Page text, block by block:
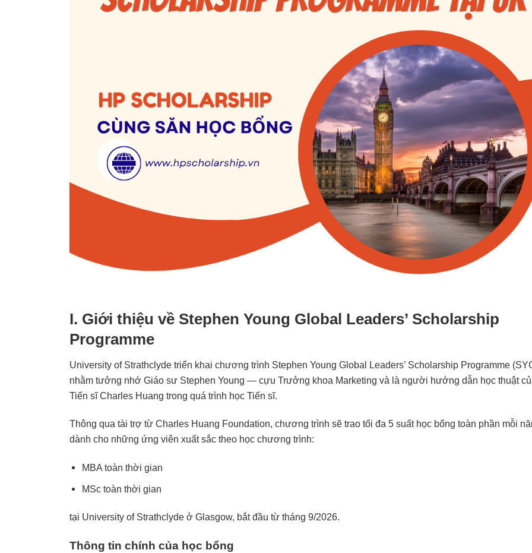
I. Giới thiệu về Stephen Young Global Leaders’ Scholarship
Programme
University of Strathclyde triển khai chương trình Stephen Young Global Leaders’ Scholarship Programme
nhằm tưởng nhớ Giáo sư Stephen Young — cựu Trưởng khoa Marketing và là người hướng dẫn học thuật
Tiến sĩ Charles Huang trong quá trình học Tiến sĩ.
Thông qua tài trợ từ Charles Huang Foundation, chương trình sẽ trao tối đa 5 suất học bổng toàn phần mỗi
dành cho những ứng viên xuất sắc theo học chương trình:
MBA toàn thời gian
MSc toàn thời gian
tại University of Strathclyde ở Glasgow, bắt đầu từ tháng 9/2026.
Thông tin chính của học bổng